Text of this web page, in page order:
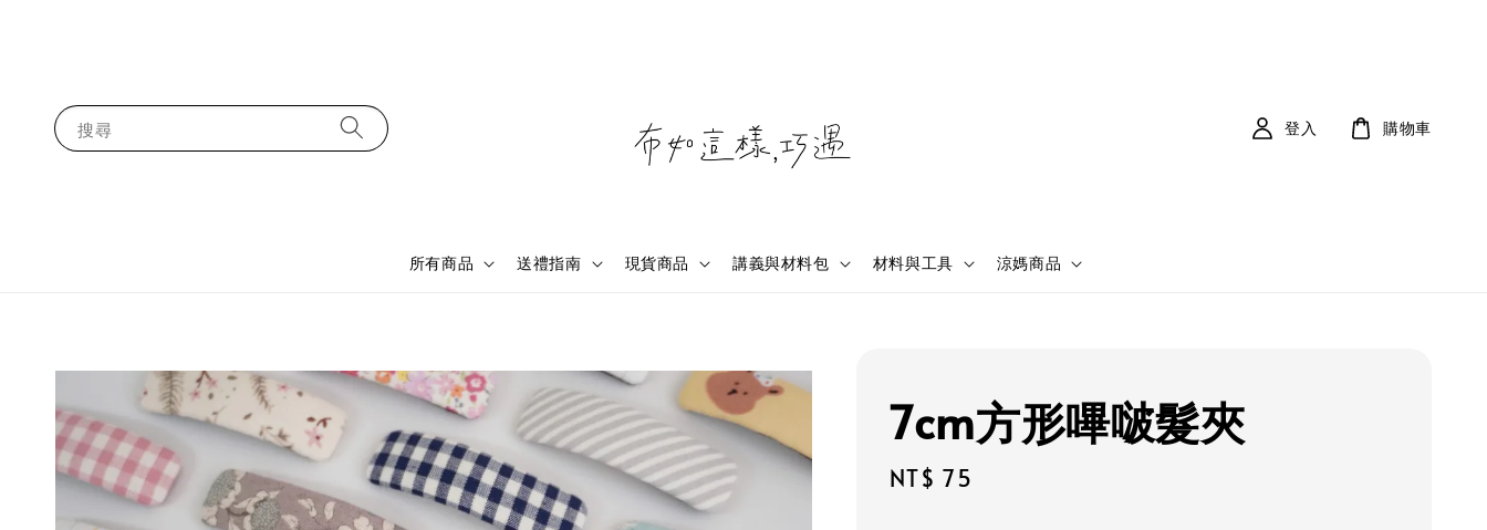
搜尋
所有商品 送禮指南 現貨商品 講義與材料包 材料與工具 涼媽商品
登入 購物車
7cm方形嗶啵髮夾
Regular
NT$ 75